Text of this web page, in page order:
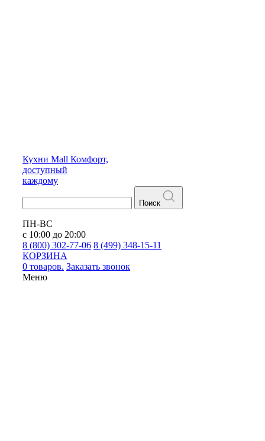
Кухни Mall Комфорт,
доступный
каждому
Поиск
ПН-ВС
с 10:00 до 20:00
8 (800) 302-77-06 8 (499) 348-15-11
КОРЗИНА
0 товаров. Заказать звонок
Меню